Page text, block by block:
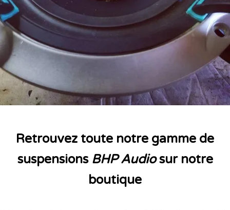
Retrouvez toute notre gamme de
suspensions BHP Audiosur notre
boutique